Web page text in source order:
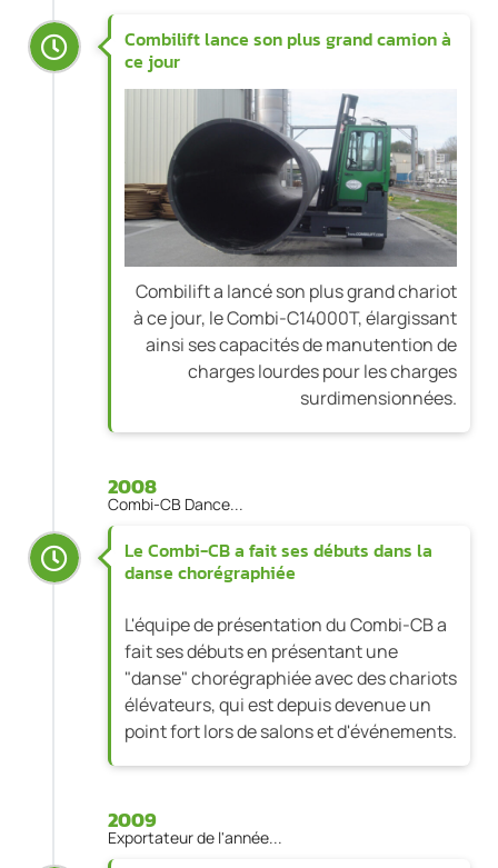
Combilift lance son plus grand camion à
ce jour
Combilift a lancé son plus grand chariot
à ce jour, le Combi-C14000T, élargissant
ainsi ses capacités de manutention de
charges lourdes pour les charges
surdimensionnées.
2008
Combi-CB Dance...
Le Combi-CB a fait ses débuts dans la
danse chorégraphiée
L'équipe de présentation du Combi-CB a
fait ses débuts en présentant une
"danse" chorégraphiée avec des chariots
élévateurs, qui est depuis devenue un
point fort lors de salons et d'événements.
2009
Exportateur de l'année...